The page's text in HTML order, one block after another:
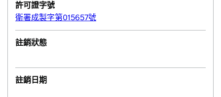
許可證字號
衛署成製字第015657號
註銷狀態
註銷日期